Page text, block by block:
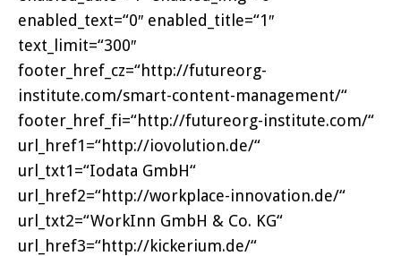
enabled_text=“0″ enabled_title=“1″
text_limit=“300″
footer_href_cz=“http://futureorg-
institute.com/smart-content-management/“
footer_href_fi=“http://futureorg-institute.com/“
url_href1=“http://iovolution.de/“
url_txt1=“Iodata GmbH“
url_href2=“http://workplace-innovation.de/“
url_txt2=“WorkInn GmbH & Co. KG“
url_href3=“http://kickerium.de/“